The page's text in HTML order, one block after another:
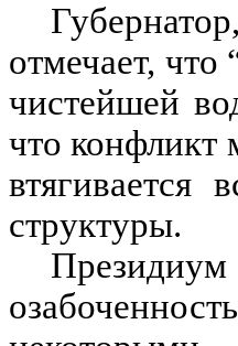
отмечает, что
чистейшей
что конфликт
структуры.
Президиум